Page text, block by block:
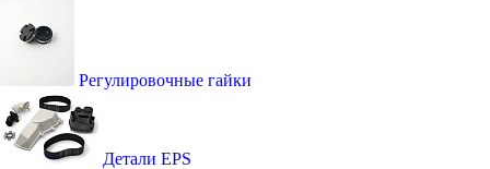
Регулировочные гайки
Детали EPS